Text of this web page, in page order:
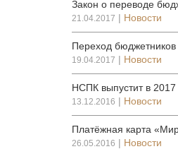
Закон о переводе
21.04.2017 | Новости
Переход
19.04.2017 | Новости
НСПК выпустит в 2017
13.12.2016 | Новости
Платёжная карта
26.05.2016 | Новости